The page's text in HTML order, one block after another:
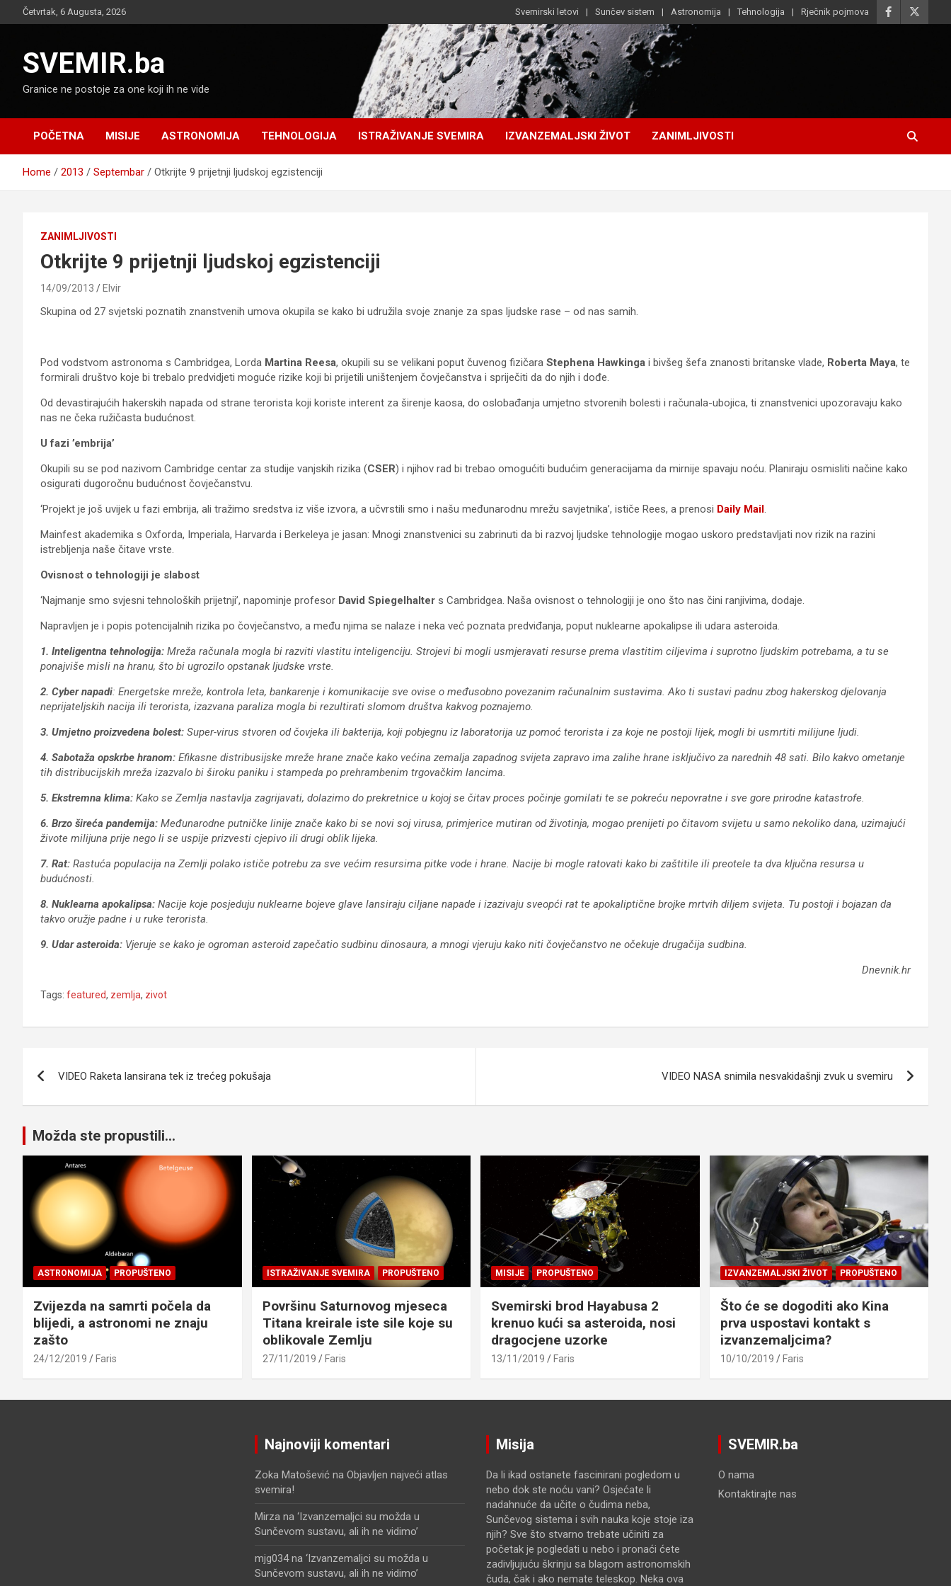
to
Četvrtak, 6 Augusta, 2026 Svemirski letovi Sunčev sistem Astronomija Tehnologija Rječnik pojmova
SVEMIR.ba
Granice ne postoje za one koji ih ne vide
POČETNA MISIJE ASTRONOMIJA TEHNOLOGIJA ISTRAŽIVANJE SVEMIRA IZVANZEMALJSKI ŽIVOT ZANIMLJIVOSTI
Home 2013 Septembar Otkrijte 9 prijetnji ljudskoj egzistenciji
ZANIMLJIVOSTI
Otkrijte 9 prijetnji ljudskoj egzistenciji
14/09/2013 Elvir
Skupina od 27 svjetski poznatih znanstvenih umova okupila se kako bi udružila svoje znanje za spas ljudske rase – od nas samih.
Pod vodstvom astronoma s Cambridgea, Lorda Martina Reesa, okupili su se velikani poput čuvenog fizičara Stephena Hawkinga i bivšeg šefa znanosti britanske vlade, Roberta Maya, te
formirali društvo koje bi trebalo predvidjeti moguće rizike koji bi prijetili uništenjem čovječanstva i spriječiti da do njih i dođe.
Od devastirajućih hakerskih napada od strane terorista koji koriste interent za širenje kaosa, do oslobađanja umjetno stvorenih bolesti i računala-ubojica, ti znanstvenici upozoravaju kako
nas ne čeka ružičasta budućnost.
U fazi ’embrija’
Okupili su se pod nazivom Cambridge centar za studije vanjskih rizika (CSER) i njihov rad bi trebao omogućiti budućim generacijama da mirnije spavaju noću. Planiraju osmisliti načine kako
osigurati dugoročnu budućnost čovječanstvu.
‘Projekt je još uvijek u fazi embrija, ali tražimo sredstva iz više izvora, a učvrstili smo i našu međunarodnu mrežu savjetnika’, ističe Rees, a prenosi Daily Mail.
Mainfest akademika s Oxforda, Imperiala, Harvarda i Berkeleya je jasan: Mnogi znanstvenici su zabrinuti da bi razvoj ljudske tehnologije mogao uskoro predstavljati nov rizik na razini
istrebljenja naše čitave vrste.
Ovisnost o tehnologiji je slabost
‘Najmanje smo svjesni tehnoloških prijetnji’, napominje profesor David Spiegelhalter s Cambridgea. Naša ovisnost o tehnologiji je ono što nas čini ranjivima, dodaje.
Napravljen je i popis potencijalnih rizika po čovječanstvo, a među njima se nalaze i neka već poznata predviđanja, poput nuklearne apokalipse ili udara asteroida.
1. Inteligentna tehnologija: Mreža računala mogla bi razviti vlastitu inteligenciju. Strojevi bi mogli usmjeravati resurse prema vlastitim ciljevima i suprotno ljudskim potrebama, a tu se
ponajviše misli na hranu, što bi ugrozilo opstanak ljudske vrste.
2. Cyber napadi: Energetske mreže, kontrola leta, bankarenje i komunikacije sve ovise o međusobno povezanim računalnim sustavima. Ako ti sustavi padnu zbog hakerskog djelovanja
neprijateljskih nacija ili terorista, izazvana paraliza mogla bi rezultirati slomom društva kakvog poznajemo.
3. Umjetno proizvedena bolest: Super-virus stvoren od čovjeka ili bakterija, koji pobjegnu iz laboratorija uz pomoć terorista i za koje ne postoji lijek, mogli bi usmrtiti milijune ljudi.
4. Sabotaža opskrbe hranom: Efikasne distribusijske mreže hrane znače kako većina zemalja zapadnog svijeta zapravo ima zalihe hrane isključivo za narednih 48 sati. Bilo kakvo ometanje
tih distribucijskih mreža izazvalo bi široku paniku i stampeda po prehrambenim trgovačkim lancima.
5. Ekstremna klima: Kako se Zemlja nastavlja zagrijavati, dolazimo do prekretnice u kojoj se čitav proces počinje gomilati te se pokreću nepovratne i sve gore prirodne katastrofe.
6. Brzo šireća pandemija: Međunarodne putničke linije znače kako bi se novi soj virusa, primjerice mutiran od životinja, mogao prenijeti po čitavom svijetu u samo nekoliko dana, uzimajući
živote milijuna prije nego li se uspije prizvesti cjepivo ili drugi oblik lijeka.
7. Rat: Rastuća populacija na Zemlji polako ističe potrebu za sve većim resursima pitke vode i hrane. Nacije bi mogle ratovati kako bi zaštitile ili preotele ta dva ključna resursa u
budućnosti.
8. Nuklearna apokalipsa: Nacije koje posjeduju nuklearne bojeve glave lansiraju ciljane napade i izazivaju sveopći rat te apokaliptične brojke mrtvih diljem svijeta. Tu postoji i bojazan da
takvo oružje padne i u ruke terorista.
9. Udar asteroida: Vjeruje se kako je ogroman asteroid zapečatio sudbinu dinosaura, a mnogi vjeruju kako niti čovječanstvo ne očekuje drugačija sudbina.
Dnevnik.hr
Tags: featured, zemlja, zivot
članaka
VIDEO Raketa lansirana tek iz trećeg pokušaja VIDEO NASA snimila nesvakidašnji zvuk u svemiru
Možda ste propustili...
ASTRONOMIJA PROPUŠTENO
Zvijezda na samrti počela da
blijedi, a astronomi ne znaju
zašto
24/12/2019 Faris
ISTRAŽIVANJE SVEMIRA PROPUŠTENO
Površinu Saturnovog mjeseca
Titana kreirale iste sile koje su
oblikovale Zemlju
27/11/2019 Faris
MISIJE PROPUŠTENO
Svemirski brod Hayabusa 2
krenuo kući sa asteroida, nosi
dragocjene uzorke
13/11/2019 Faris
IZVANZEMALJSKI ŽIVOT PROPUŠTENO
Što će se dogoditi ako Kina
prva uspostavi kontakt s
izvanzemaljcima?
10/10/2019 Faris
Najnoviji komentari
Zoka Matoševićna Objavljen najveći atlas
svemira!
Mirzana ‘Izvanzemaljci su možda u
Sunčevom sustavu, ali ih ne vidimo’
mjg034na ‘Izvanzemaljci su možda u
Sunčevom sustavu, ali ih ne vidimo’
Misija
Da li ikad ostanete fascinirani pogledom u
nebo dok ste noću vani? Osjećate li
nadahnuće da učite o čudima neba,
Sunčevog sistema i svih nauka koje stoje iza
njih? Sve što stvarno trebate učiniti za
početak je pogledati u nebo i pronaći ćete
zadivljujuću škrinju sa blagom astronomskih
čuda, čak i ako nemate teleskop. Neka ova
SVEMIR.ba
O nama
Kontaktirajte nas